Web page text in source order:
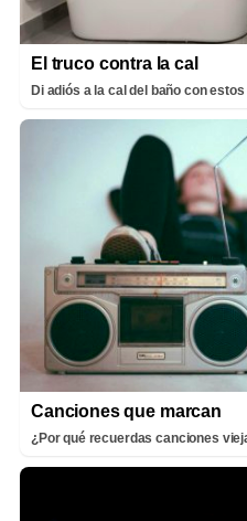
El truco contra la cal
Di adiós a la cal del baño con
Canciones que marcan
¿Por qué recuerdas canciones